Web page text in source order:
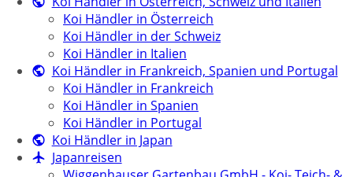
Koi Händler in Österreich
Koi Händler in der Schweiz
Koi Händler in Italien
Koi Händler in Frankreich, Spanien und Portugal
Koi Händler in Frankreich
Koi Händler in Spanien
Koi Händler in Portugal
Koi Händler in Japan
Japanreisen